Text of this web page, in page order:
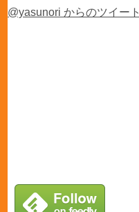
@yasunori からのツイート